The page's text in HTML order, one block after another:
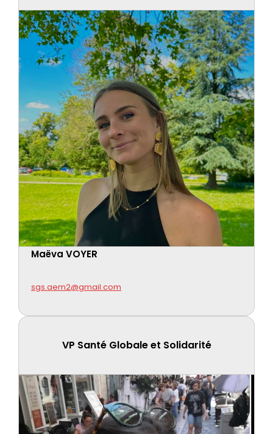
Maëva VOYER
sgs.aem2@gmail.com
VP Santé Globale et Solidarité